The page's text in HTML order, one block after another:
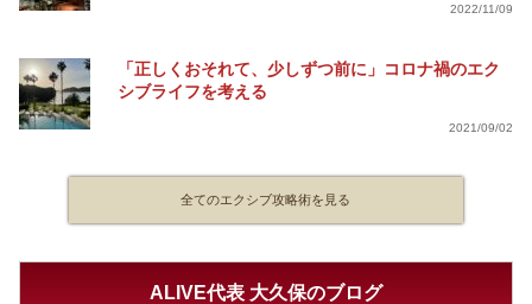
2022/11/09
「正しくおそれて、少しずつ前に」コロナ禍のエク
シブライフを考える
2021/09/02
全てのエクシブ攻略術を見る
ALIVE代表 大久保のブログ